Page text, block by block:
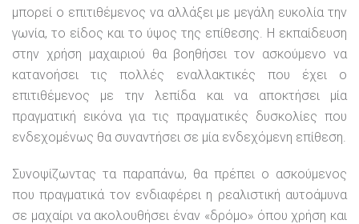
μπορεί ο επιτιθέμενος να αλλάξει με μεγάλη ευκολία την
γωνία, το είδος και το ύψος της επίθεσης. Η εκπαίδευση
στην χρήση μαχαιριού θα βοηθήσει τον ασκούμενο να
κατανοήσει τις πολλές εναλλακτικές που έχει ο
επιτιθέμενος με την λεπίδα και να αποκτήσει μία
πραγματική εικόνα για τις πραγματικές δυσκολίες που
ενδεχομένως θα συναντήσει σε μία ενδεχόμενη επίθεση.
Συνοψίζωντας τα παραπάνω, θα πρέπει ο ασκούμενος
που πραγματικά τον ενδιαφέρει η ρεαλιστική αυτοάμυνα
σε μαχαίρι να ακολουθήσει έναν «δρόμο» όπου χρήση και